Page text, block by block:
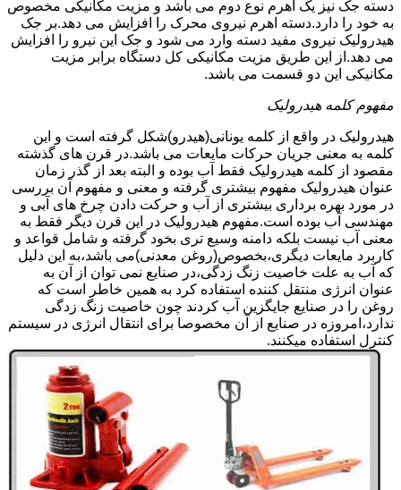
دسته جک نیز یک اهرم نوع دوم می باشد و مزیت مکانیکی مخصوص
به خود را دارد.دسته اهرم نیروی محرک را افزایش می دهد.بر جک
هیدرولیک نیروی مفید دسته وارد می شود و جک این نیرو را افزایش
می دهد.از این طریق مزیت مکانیکی کل دستگاه برابر مزیت
مکانیکی این دو قسمت می باشد.
مفهوم کلمه هیدرولیک
هیدرولیک در واقع از کلمه یونانی(هیدرو)شکل گرفته است و این
کلمه به معنی جریان حرکات مایعات می باشد.در قرن های گذشته
مقصود از کلمه هیدرولیک فقط آب بوده و البته بعد از گذر زمان
عنوان هیدرولیک مفهوم بیشتری گرفته و معنی و مفهوم آن بررسی
در مورد بهره برداری بیشتری از آب و حرکت دادن چرخ های آبی و
مهندسی آب بوده است.مفهوم هیدرولیک در این قرن دیگر فقط به
معنی آب نیست بلکه دامنه وسیع تری بخود گرفته و شامل قواعد و
کاربرد مایعات دیگری،بخصوص(روغن معدنی)می باشد،به این دلیل
که آب به علت خاصیت زنگ زدگی،در صنایع نمی توان از آن به
عنوان انرژی منتقل کننده استفاده کرد به همین خاطر است که
روغن را در صنایع جایگزین آب کردند چون خاصیت زنگ زدگی
ندارد،امروزه در صنایع از آن مخصوصا برای انتقال انرژی در سیستم
کنترل استفاده میکنند.